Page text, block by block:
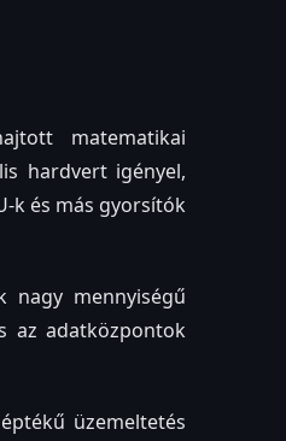
matematikai
hardvert igényel,
k és más gyorsítók
nagy mennyiségű
az adatközpontok
üzemeltetés